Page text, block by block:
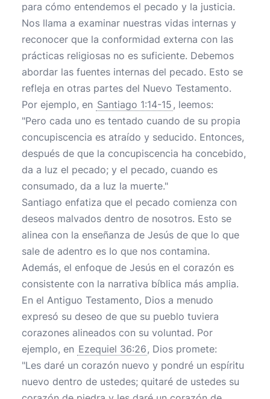
para cómo entendemos el pecado y la justicia.
Nos llama a examinar nuestras vidas internas y
reconocer que la conformidad externa con las
prácticas religiosas no es suficiente. Debemos
abordar las fuentes internas del pecado. Esto se
refleja en otras partes del Nuevo Testamento.
Por ejemplo, en Santiago 1:14-15 , leemos:
"Pero cada uno es tentado cuando de su propia
concupiscencia es atraído y seducido. Entonces,
después de que la concupiscencia ha concebido,
da a luz el pecado; y el pecado, cuando es
consumado, da a luz la muerte."
Santiago enfatiza que el pecado comienza con
deseos malvados dentro de nosotros. Esto se
alinea con la enseñanza de Jesús de que lo que
sale de adentro es lo que nos contamina.
Además, el enfoque de Jesús en el corazón es
consistente con la narrativa bíblica más amplia.
En el Antiguo Testamento, Dios a menudo
expresó su deseo de que su pueblo tuviera
corazones alineados con su voluntad. Por
ejemplo, en Ezequiel 36:26, Dios promete:
"Les daré un corazón nuevo y pondré un espíritu
nuevo dentro de ustedes; quitaré de ustedes su